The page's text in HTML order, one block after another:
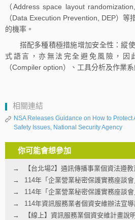
（Address space layout
（Data Execution Prevention, DEP）等
的機率。
搭配多種積極措施增加安全性：縱使
式語言，亦無法完全避免風險，因
（Compiler option）、工具分析及作業
相關連結
NSA Releases Guidance on How to
Safety Issues, National Security Agency
你可能會想參加
【台北場2】通訊傳播事業個資法遵
114年「企業營業秘密保護實務座談會
114年「企業營業秘密保護實務座談會
114年資訊服務業者個資安維辦法宣
【線上】資訊服務業個資安維計畫說